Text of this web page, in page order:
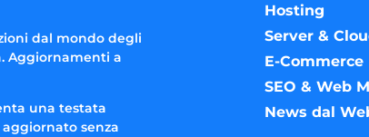
dal mondo degli
Aggiornamenti a
una testata
senza
Hosting
Server &
E-Commerce
SEO & Web
News dal